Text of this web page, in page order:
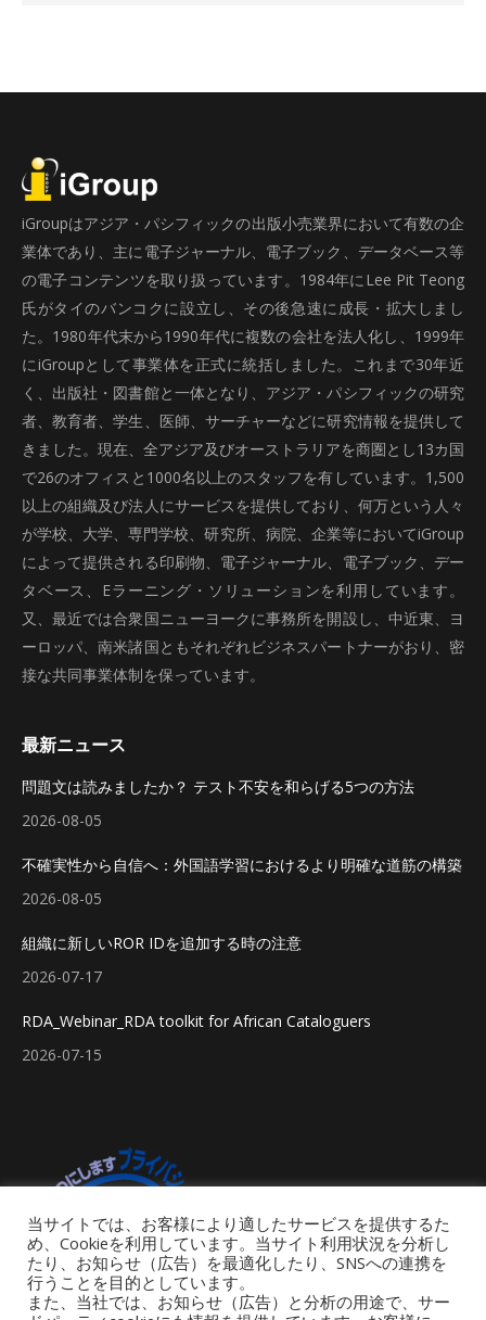
iGroupはアジア・パシフィックの出版小売業界において有数の企
業体であり、主に電子ジャーナル、電子ブック、データベース等
の電子コンテンツを取り扱っています。1984年にLee Pit Teong
氏がタイのバンコクに設立し、その後急速に成長・拡大しまし
た。1980年代末から1990年代に複数の会社を法人化し、1999年
にiGroupとして事業体を正式に統括しました。これまで30年近
く、出版社・図書館と一体となり、アジア・パシフィックの研究
者、教育者、学生、医師、サーチャーなどに研究情報を提供して
きました。現在、全アジア及びオーストラリアを商圏とし13カ国
で26のオフィスと1000名以上のスタッフを有しています。1,500
以上の組織及び法人にサービスを提供しており、何万という人々
が学校、大学、専門学校、研究所、病院、企業等においてiGroup
によって提供される印刷物、電子ジャーナル、電子ブック、デー
タベース、Eラーニング・ソリューションを利用しています。
又、最近では合衆国ニューヨークに事務所を開設し、中近東、ヨ
ーロッパ、南米諸国ともそれぞれビジネスパートナーがおり、密
接な共同事業体制を保っています。
最新ニュース
問題文は読みましたか？ テスト不安を和らげる5つの方法
2026-08-05
不確実性から自信へ：外国語学習におけるより明確な道筋の構築
2026-08-05
組織に新しいROR IDを追加する時の注意
2026-07-17
RDA_Webinar_RDA toolkit for African Cataloguers
2026-07-15
当サイトでは、お客様により適したサービスを提供するた
め、Cookieを利用しています。当サイト利用状況を分析し
たり、お知らせ（広告）を最適化したり、SNSへの連携を
行うことを目的としています。
また、当社では、お知らせ（広告）と分析の用途で、サー